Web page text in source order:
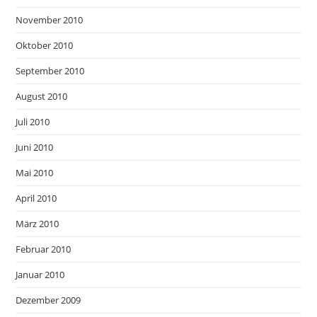
November 2010
Oktober 2010
September 2010
August 2010
Juli 2010
Juni 2010
Mai 2010
April 2010
März 2010
Februar 2010
Januar 2010
Dezember 2009